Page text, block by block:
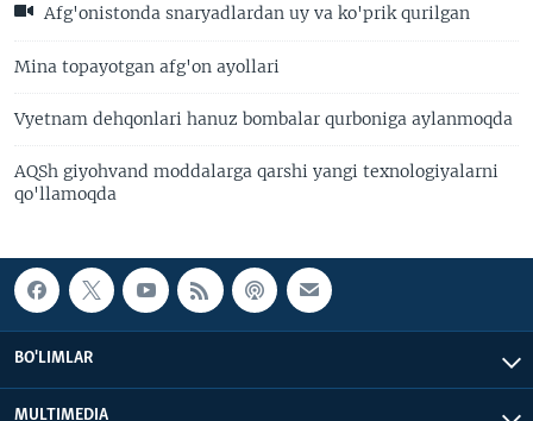
Afg'onistonda snaryadlardan uy va ko'prik qurilgan
Mina topayotgan afg'on ayollari
Vyetnam dehqonlari hanuz bombalar qurboniga aylanmoqda
AQSh giyohvand moddalarga qarshi yangi texnologiyalarni
qo'llamoqda
BO'LIMLAR
MULTIMEDIA